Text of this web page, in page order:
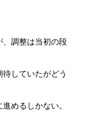
、調整は当初の段
していたがどう
めるしかない。